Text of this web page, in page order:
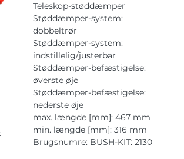
Teleskop-støddæmper
Støddæmper-system:
dobbeltrør
Støddæmper-system:
indstillelig/justerbar
Støddæmper-befæstigelse:
øverste øje
Støddæmper-befæstigelse:
nederste øje
max. længde [mm]: 467 mm
min. længde [mm]: 316 mm
Brugsnumre: BUSH-KIT: 2130